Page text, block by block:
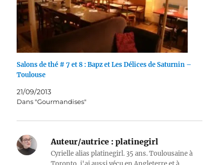
Salons de thé # 7 et 8 : Bapz et Les Délices de Saturnin –
Toulouse
21/09/2013
Dans "Gourmandises"
Auteur/autrice : platinegirl
Cyrielle alias platinegirl. 35 ans. Toulousaine à